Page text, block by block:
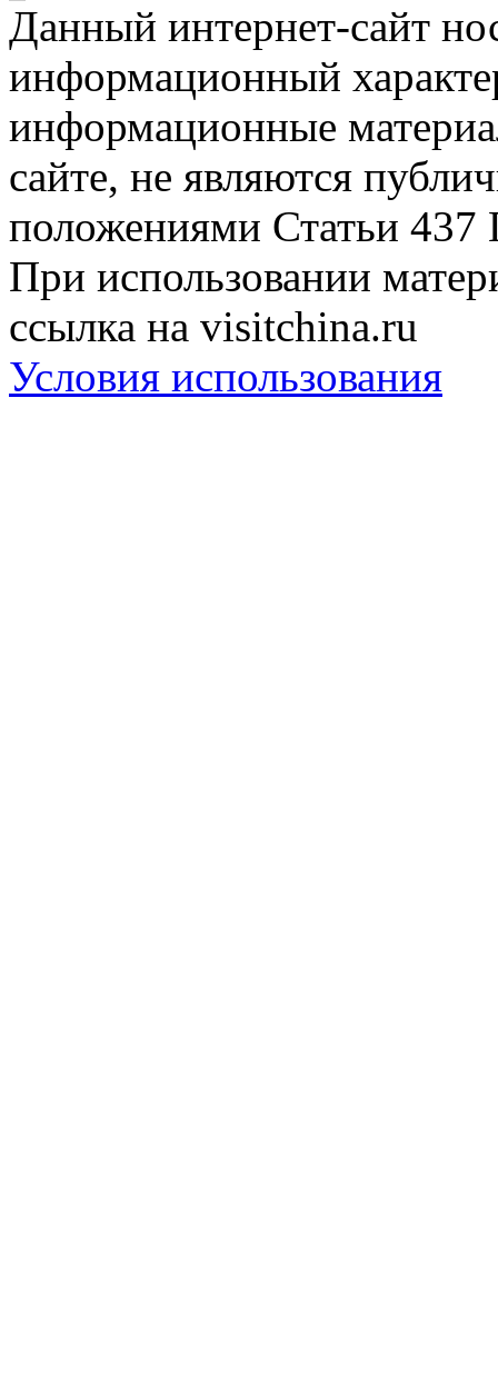
Данный интернет-сайт
информационный
информационные
сайте, не являются
положениями Статьи 437
При использовании
ссылка на visitchina.ru
Условия использования